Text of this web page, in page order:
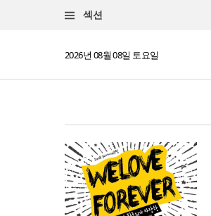
섹션
2026년 08월 08일 토요일